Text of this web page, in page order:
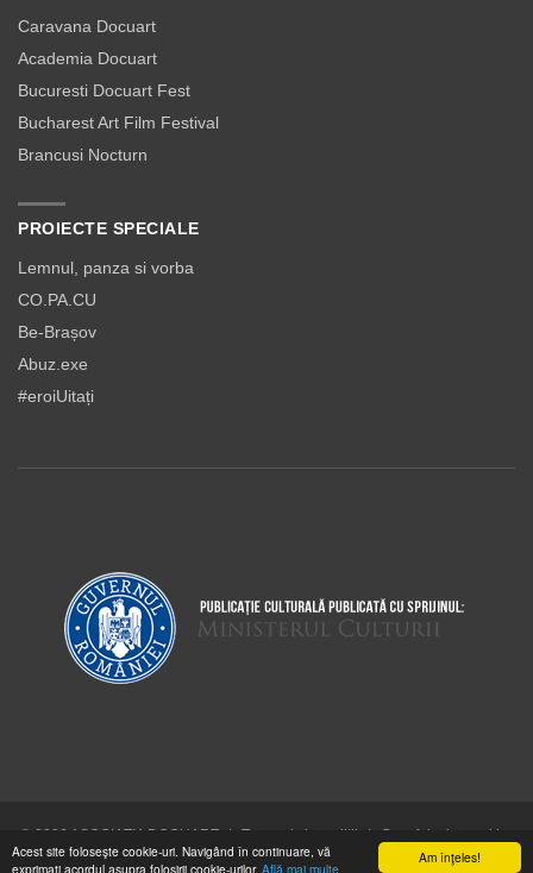
Am înţeles!
Acest site foloseşte cookie-uri. Navigând în continuare, vă
exprimaţi acordul asupra folosirii cookie-urilor. Află mai multe
Caravana Docuart
Academia Docuart
Bucuresti Docuart Fest
Bucharest Art Film Festival
Brancusi Nocturn
PROIECTE SPECIALE
Lemnul, panza si vorba
CO.PA.CU
Be-Brașov
Abuz.exe
#eroiUitați
© 2026 ASOCIAŢIA DOCUART | Termeni şi condiţii |
Cum folosim cookie-
urile